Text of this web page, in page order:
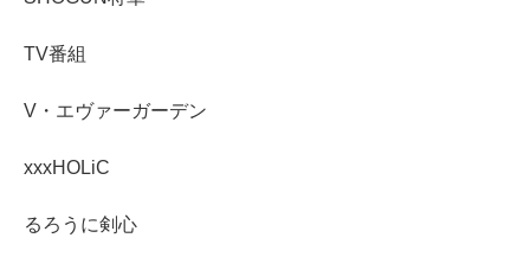
TV番組
V・エヴァーガーデン
xxxHOLiC
るろうに剣心